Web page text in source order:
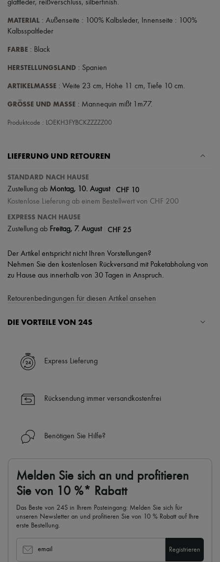
glattleder, reißverschluss, silberfinish.
MATERIAL : Außenseite : 100% Kalbsleder, Innenseite : 100%
Kalbsspaltleder
FARBE : Black
HERSTELLUNGSLAND : Spanien
ARTIKELMASSE : Weite 23 cm, Höhe 11 cm, Tiefe 10 cm.
GRÖSSE UND MASSE : Mannequin mißt 1m77.
Produktcode : LOEKH3FYBCKZZZZZ00
LIEFERUNG UND RETOUREN
STANDARD NACH HAUSE
Zustellung ab Montag, 10. August CHF 10
Kostenlose Lieferung ab einem Bestellwert von CHF 200
EXPRESS NACH HAUSE
Zustellung ab Freitag, 7. August CHF 25
Der Artikel entspricht nicht Ihren Vorstellungen?
Nehmen Sie den kostenlosen Rückversand mit Paketabholung von
zu Hause aus innerhalb von 30 Tagen in Anspruch.
Retourenbedingungen für diesen Artikel ansehen
DIE VORTEILE VON 24S
✓ Expresslieferung in über 100 Ländern
✓ Kostenlose Retouren
die Uhr (24h/24)
Mehr erfahren über 24S, ein Haus aus der LVMH-Gruppe
Express Lieferung
Rücksendung immer versandkostenfrei
Benötigen Sie Hilfe?
Melden Sie sich an und profitieren
Sie von 10 %* Rabatt
Das Beste von 24S in Ihrem Posteingang: Melden Sie sich für
unseren Newsletter an und profitieren Sie von 10 % Rabatt auf Ihre
erste Bestellung.
email Registrieren